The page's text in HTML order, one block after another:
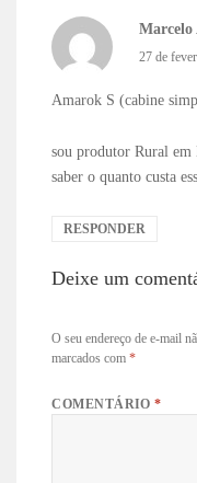
Marcelo
27 de
Amarok S (cabine
sou produtor Rural em
saber o quanto custa
RESPONDER
Deixe um
O seu endereço de e-mail
marcados com*
COMENTÁRIO*